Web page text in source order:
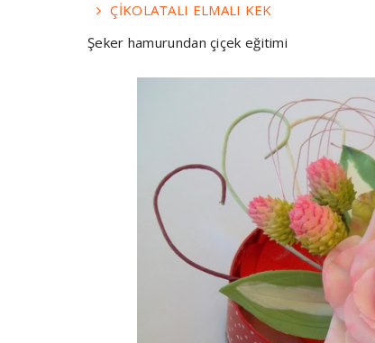
ÇİKOLATALI ELMALI KEK
Şeker hamurundan çiçek eğitimi